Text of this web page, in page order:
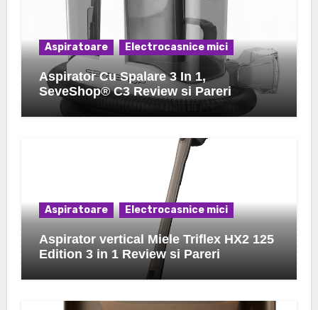
Aspiratoare Electrocasnice mici
Aspirator Cu Spalare 3 In 1,
SeveShop® C3 Review si Pareri
Aspiratoare Electrocasnice mici
Aspirator vertical Miele Triflex HX2 125
Edition 3 in 1 Review si Pareri